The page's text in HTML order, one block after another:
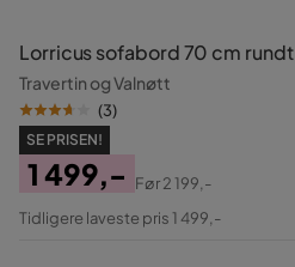
Lorricus sofabord 70 cm rundt
Travertin og Valnøtt
(3)
SE PRISEN!
Pris
1 499,-
Original
Før2 199,-
Tidligere laveste pris 1 499,-